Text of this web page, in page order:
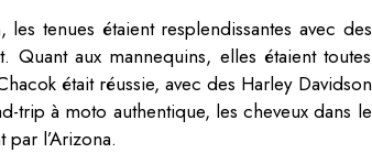
tenues étaient resplendissantes avec des
aux mannequins, elles étaient toutes
était réussie, avec des Harley Davidson
à moto authentique, les cheveux dans le
l’Arizona.